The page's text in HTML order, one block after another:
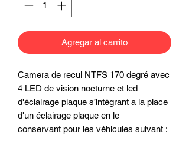
Agregar al carrito
Camera de recul NTFS 170 degré avec
4 LED de vision nocturne et led
d'éclairage plaque s’intégrant a la place
d'un éclairage plaque en le
conservant pour les véhicules suivant :